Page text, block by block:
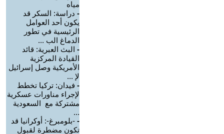
مياه
- دراسة: السكر قد
يكون أحد العوامل
الرئيسية في تطور
الدماغ الب ...
- البث العبرية: قائد
القيادة المركزية
الأمريكية وصل إسرائيل
لإ ...
- فيدان: تركيا تخطط
لإجراء مناورات عسكرية
مشتركة مع السعودية
...
- -بلومبرغ-: أوكرانيا قد
تكون مضطرة لقبول